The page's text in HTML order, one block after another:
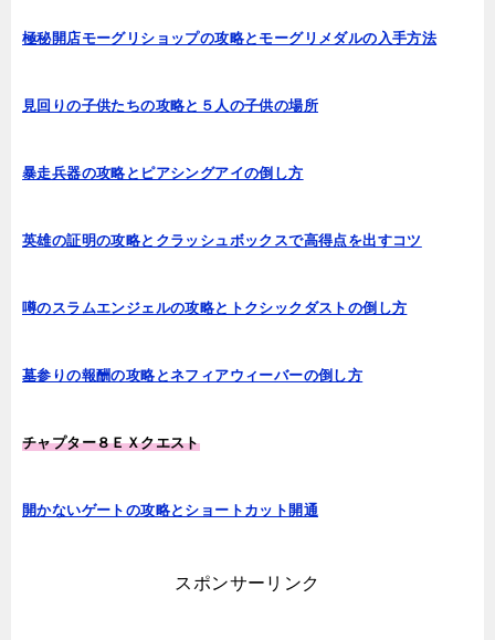
極秘開店モーグリショップの攻略とモーグリメダルの入手方法
見回りの子供たちの攻略と５人の子供の場所
暴走兵器の攻略とピアシングアイの倒し方
英雄の証明の攻略とクラッシュボックスで高得点を出すコツ
噂のスラムエンジェルの攻略とトクシックダストの倒し方
墓参りの報酬の攻略とネフィアウィーバーの倒し方
チャプター８ＥＸクエスト
開かないゲートの攻略とショートカット開通
スポンサーリンク